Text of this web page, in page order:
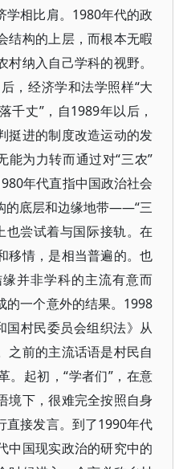
学相比肩。1980年代的政
结构的上层，而根本无暇
纳入自己学科的视野。
，经济学和法学照样“大
千丈”，自1989年以后，
挺进的制度改造运动的发
能为力转而通过对“三农”
年代直指中国政治社会
的底层和边缘地带——“三
也尝试着与国际接轨。在
移情，是相当普遍的。也
并非学科的主流有意而
的一个意外的结果。1998
国村民委员会组织法》从
之前的主流话语是村民自
。起初，“学者们”，在意
境下，很难完全按照自身
直接发言。到了1990年代
中国现实政治的研究中的